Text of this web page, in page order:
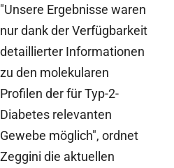
"Unsere Ergebnisse waren
nur dank der Verfügbarkeit
detaillierter Informationen
zu den molekularen
Profilen der für Typ-2-
Diabetes relevanten
Gewebe möglich", ordnet
Zeggini die aktuellen